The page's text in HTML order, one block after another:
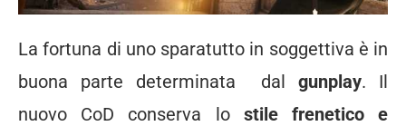
La fortuna di uno sparatutto in soggettiva è in
buona parte determinata dal gunplay. Il
nuovo CoD conserva lo stile frenetico e